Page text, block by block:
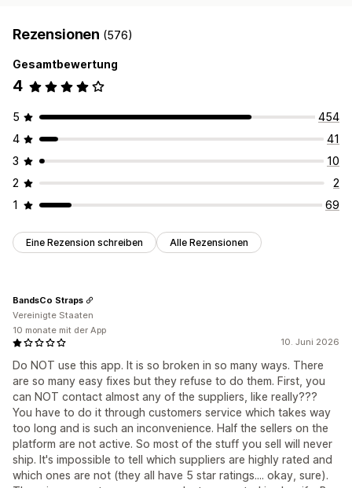
Rezensionen (576)
Gesamtbewertung
4
5
454
4
41
3
10
2
2
1
69
Eine Rezension schreiben Alle Rezensionen
10. Juni 2026
Do NOT use this app. It is so broken in so many ways. There
are so many easy fixes but they refuse to do them. First, you
can NOT contact almost any of the suppliers, like really???
You have to do it through customers service which takes way
too long and is such an inconvenience. Half the sellers on the
platform are not active. So most of the stuff you sell will never
ship. It's impossible to tell which suppliers are highly rated and
which ones are not (they all have 5 star ratings.... okay, sure).
BandsCo Straps
Vereinigte Staaten
10 monate mit der App